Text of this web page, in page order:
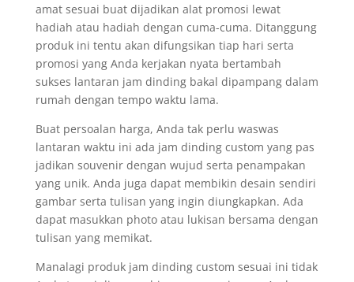
amat sesuai buat dijadikan alat promosi lewat
hadiah atau hadiah dengan cuma-cuma. Ditanggung
produk ini tentu akan difungsikan tiap hari serta
promosi yang Anda kerjakan nyata bertambah
sukses lantaran jam dinding bakal dipampang dalam
rumah dengan tempo waktu lama.
Buat persoalan harga, Anda tak perlu waswas
lantaran waktu ini ada jam dinding custom yang pas
jadikan souvenir dengan wujud serta penampakan
yang unik. Anda juga dapat membikin desain sendiri
gambar serta tulisan yang ingin diungkapkan. Ada
dapat masukkan photo atau lukisan bersama dengan
tulisan yang memikat.
Manalagi produk jam dinding custom sesuai ini tidak